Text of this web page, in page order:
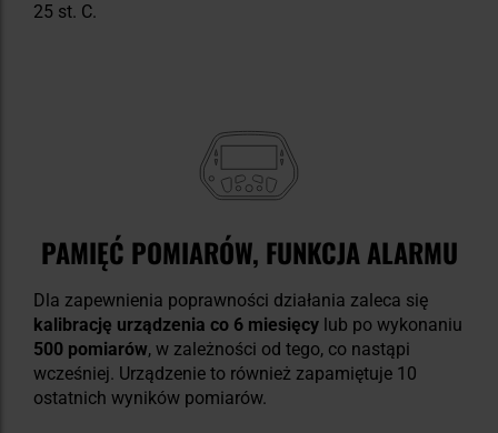
25 st. C.
PAMIĘĆ POMIARÓW, FUNKCJA ALARMU
Dla zapewnienia poprawności działania zaleca się
kalibrację urządzenia co 6 miesięcy lub po wykonaniu
500 pomiarów, w zależności od tego, co nastąpi
wcześniej. Urządzenie to również zapamiętuje 10
ostatnich wyników pomiarów.